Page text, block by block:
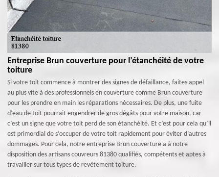
Entreprise Brun couverture pour l’étanchéité de votre
toiture
Si votre toit commence à montrer des signes de défaillance, faites appel
au plus vite à des professionnels en couverture comme Brun couverture
pour les prendre en main les réparations nécessaires. De plus, une fuite
d’eau de toit pourrait engendrer de gros dégâts pour votre maison, car
c’est un signe que votre toit perd de son étanchéité. Et c’est pour cela qu’il
est primordial de s’occuper de votre toit rapidement pour éviter d’autres
dommages. Pour cela, notre entreprise Brun couverture a à notre
disposition des artisans couvreurs 81380 qualifiés, compétents et aptes à
travailler sur tous types de revêtement toiture.